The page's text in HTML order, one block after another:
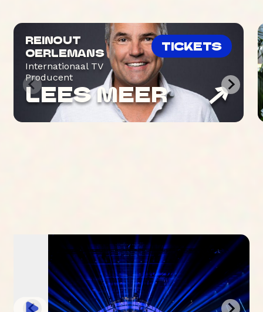
REINOUT
OERLEMANS
Internationaal TV
Producent
TICKETS
LEES MEER